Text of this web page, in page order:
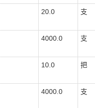
20.0 支
4000.0 支
10.0 把
4000.0 支